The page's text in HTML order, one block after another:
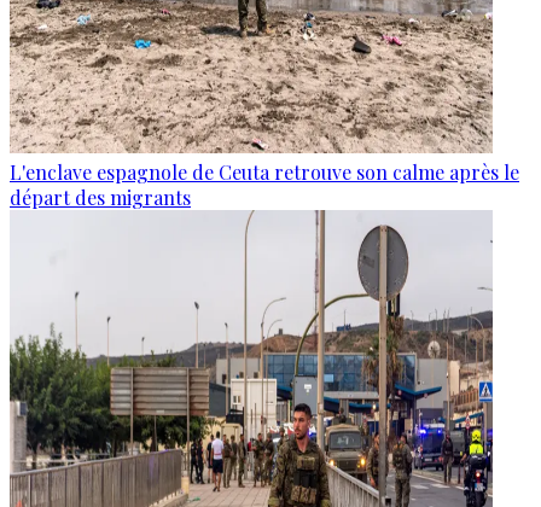
L'enclave espagnole de Ceuta retrouve son calme après le
départ des migrants